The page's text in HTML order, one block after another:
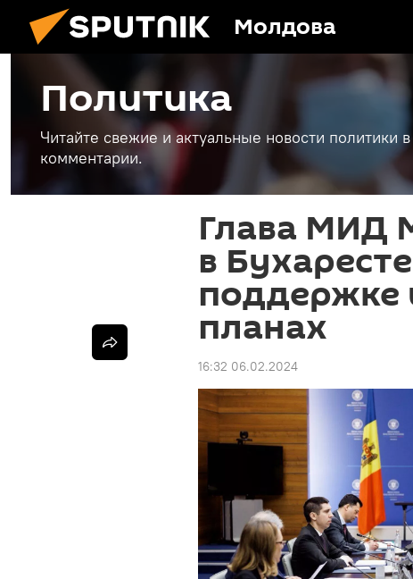
Молдова
Политика
Читайте свежие и актуальные новости
комментарии.
Глава МИД
в
поддержке
планах
16:32 06.02.2024